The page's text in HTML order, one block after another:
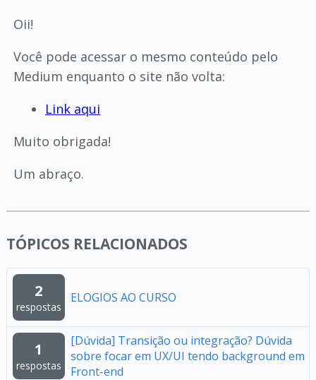
Oii!
Você pode acessar o mesmo conteúdo pelo
Medium enquanto o site não volta:
Link aqui
Muito obrigada!
Um abraço.
TÓPICOS RELACIONADOS
2
respostas
ELOGIOS AO CURSO
1
respostas
[Dúvida] Transição ou integração? Dúvida
sobre focar em UX/UI tendo background em
Front-end